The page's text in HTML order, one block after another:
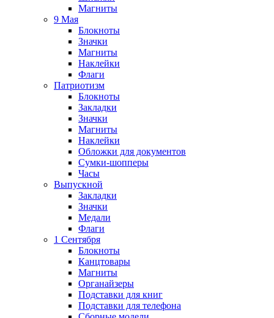
Магниты
9 Мая
Блокноты
Значки
Магниты
Наклейки
Флаги
Патриотизм
Блокноты
Закладки
Значки
Магниты
Наклейки
Обложки для документов
Сумки-шопперы
Часы
Выпускной
Закладки
Значки
Медали
Флаги
1 Сентября
Блокноты
Канцтовары
Магниты
Органайзеры
Подставки для книг
Подставки для телефона